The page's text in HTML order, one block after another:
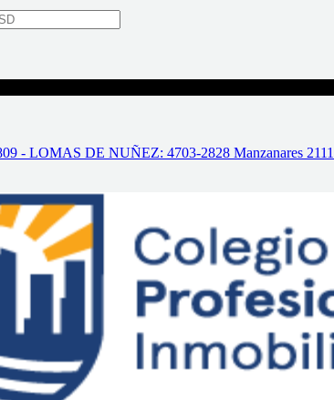
- LOMAS DE NUÑEZ: 4703-2828 Manzanares 2111